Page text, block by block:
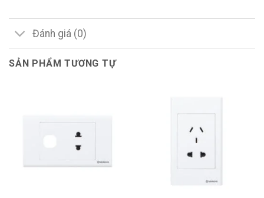
Đánh giá (0)
SẢN PHẨM TƯƠNG TỰ